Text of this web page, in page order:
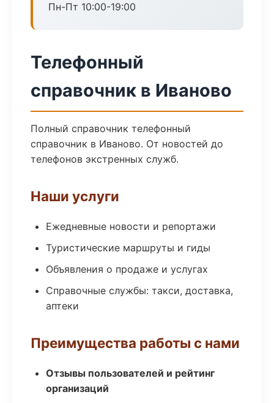
Пн-Пт 10:00-19:00
Телефонный
справочник в Иваново
Полный справочник телефонный
справочник в Иваново. От новостей до
телефонов экстренных служб.
Наши услуги
Ежедневные новости и репортажи
Туристические маршруты и гиды
Объявления о продаже и услугах
Справочные службы: такси, доставка,
аптеки
Преимущества работы с нами
Отзывы пользователей и рейтинг
организаций